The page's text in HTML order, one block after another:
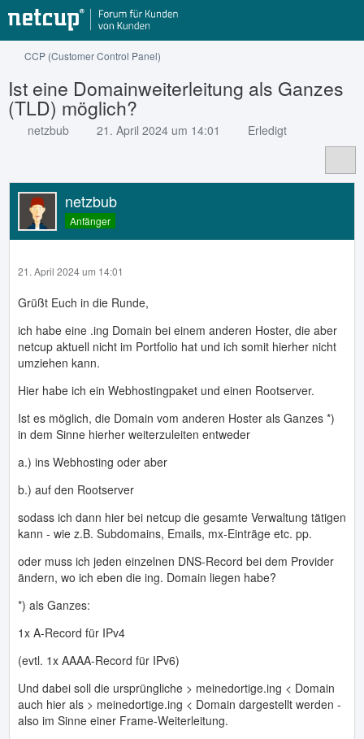
CCP (Customer Control Panel)
Ist eine Domainweiterleitung als Ganzes
(TLD) möglich?
netzbub 21. April 2024 um 14:01 Erledigt
netzbub
Anfänger
21. April 2024 um 14:01
Grüßt Euch in die Runde,
ich habe eine .ing Domain bei einem anderen Hoster, die aber
netcup aktuell nicht im Portfolio hat und ich somit hierher nicht
umziehen kann.
Hier habe ich ein Webhostingpaket und einen Rootserver.
Ist es möglich, die Domain vom anderen Hoster als Ganzes *)
in dem Sinne hierher weiterzuleiten entweder
a.) ins Webhosting oder aber
b.) auf den Rootserver
sodass ich dann hier bei netcup die gesamte Verwaltung tätigen
kann - wie z.B. Subdomains, Emails, mx-Einträge etc. pp.
oder muss ich jeden einzelnen DNS-Record bei dem Provider
ändern, wo ich eben die ing. Domain liegen habe?
*) als Ganzes:
1x A-Record für IPv4
(evtl. 1x AAAA-Record für IPv6)
Und dabei soll die ursprüngliche > meinedortige.ing < Domain
auch hier als > meinedortige.ing < Domain dargestellt werden -
also im Sinne einer Frame-Weiterleitung.